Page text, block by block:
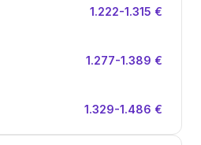
1.222-1.315 €
1.277-1.389 €
1.329-1.486 €